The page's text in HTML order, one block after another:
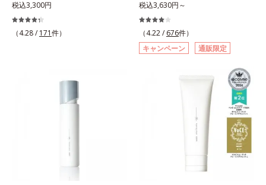
水 ⇒ 保湿液 ※W洗顔が必要で
す＜使用方法＞1.適量をとり、手の
ひら全体にさっと広げます。2.肌の
とり、メイクとしっかりなじませて
水またはぬるま湯でよく洗い流しま
することで、肌のふっくら感や透明
感を叶えます。美白ケアしながら多
角的なエイジングケアが叶うシリー
援します。*1 メラニンの生成を抑
シュ除く）*2 オルビス内スキンケ
る*5 乾燥、ハリ・ツヤのなさ
*6 乾燥による*7 保湿成分*8
ロニセラカエルレア果汁、ノバラエ
い上げます。大人肌のためのくすみ
(*5)を晴らすアプローチによって圧
巻の洗浄力と保湿力を叶え、毛穴目
立ち(*6)や乾燥によるくすみをケア
し、毎日のメイクが楽しくなる晴れ
やかな肌に導きます。*1 ポーラ化
成独自の（Ｃ１２－２０）アルキル
グルコシド（保湿）で形成するミセ
ルから、汚れをはね返す水の膜をつ
くる技術が日本初（2024年12月時
点、J－GLOBALによる自社調べ）
*2 オルビス内でかつてないオイル
クレンジングのこと*3 ポーラ化成
独自の（Ｃ１２－２０）アルキルグ
ルビスの目元技術を結集し、ハリ感
みなぎるまなざしへ。レチノール
(*1)配合の目元美容液です。目元悩
与え、湧き上がるようなハリ感を呼
り、肌表面にピン！としたハリ感を
アの最後にプラスすることで乾燥に
よる小ジワを目立たなくし、ハリ感
みなぎる目元を目指します。*1 レ
チノール配合＝保湿成分*2 パルミ
税込3,300円
（4.28 / 171件）
力感が宿るハリ感 濃密フィットク
リーム。ハリも透明感(*4)も結果主
義。年齢サイン(*5)の因子に着目し
た肌科学エイジングケア(*3)シリー
ズ。オルビスユー ドットシリーズ
は、年齢による肌悩み一つ一つを対
処するのではなく、肌で起きている
ことの根本原因に着目。加齢ととも
に現れる年齢サインについて研究を
進めたところ、弾力感のない状態で
ある「ハリのなさ」や、くすみ(*6)
などが現れている状態である「透明
感のなさ」が、大人の肌印象に大き
税込3,630円～
（4.22 / 676件）
キャンペーン
通販限定